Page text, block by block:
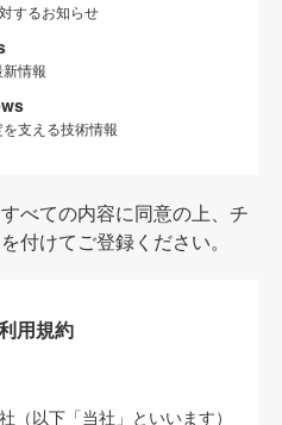
するお知らせ
情報
支える技術情報
べての内容に同意の上、チ
付けてご登録ください。
用規約
（以下「当社」といいます）